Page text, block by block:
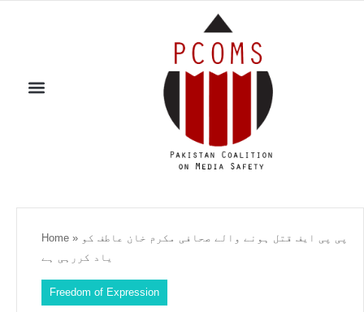
Home » پی پی ایف قتل ہونے والے صحافی مکرم خان عاطف کو
یاد کررہی ہے
Freedom of Expression